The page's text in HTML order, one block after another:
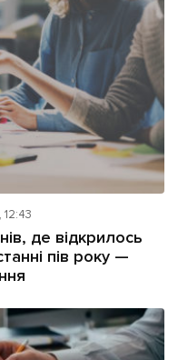
де відкрилось
пів року —